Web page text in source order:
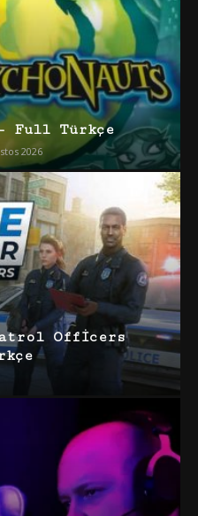
Full Türkçe
2026
Officers